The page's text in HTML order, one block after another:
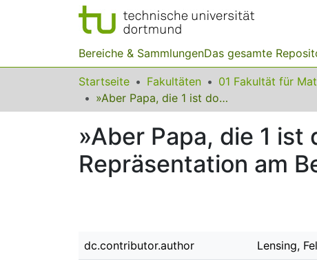
Bereiche & SammlungenDas gesamte
Startseite Fakultäten
»Aber Papa, die 1 ist doch gerade!« – Reflexionen zur Frage der Repräsentation am Beispiel von Zahl- und Funktionsbegriff
»Aber Papa, die 1
Repräsentation am
dc.contributor.author Lensing,